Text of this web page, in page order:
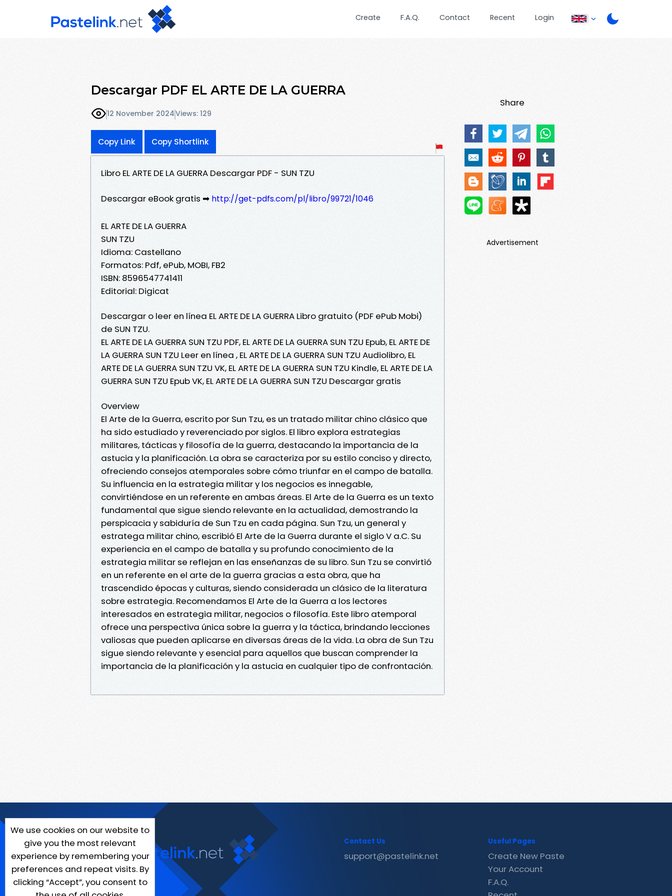
Create F.A.Q. Contact Recent Login
Descargar PDF EL ARTE DE LA GUERRA
12 November 2024Views: 129
Copy Link Copy Shortlink
Libro EL ARTE DE LA GUERRA Descargar PDF - SUN TZU
Descargar eBook gratis ➡ http://get-pdfs.com/pl/libro/99721/1046
EL ARTE DE LA GUERRA
SUN TZU
Idioma: Castellano
Formatos: Pdf, ePub, MOBI, FB2
ISBN: 8596547741411
Editorial: Digicat
Descargar o leer en línea EL ARTE DE LA GUERRA Libro gratuito (PDF ePub Mobi)
de SUN TZU.
EL ARTE DE LA GUERRA SUN TZU PDF, EL ARTE DE LA GUERRA SUN TZU Epub, EL ARTE DE
LA GUERRA SUN TZU Leer en línea , EL ARTE DE LA GUERRA SUN TZU Audiolibro, EL
ARTE DE LA GUERRA SUN TZU VK, EL ARTE DE LA GUERRA SUN TZU Kindle, EL ARTE DE LA
GUERRA SUN TZU Epub VK, EL ARTE DE LA GUERRA SUN TZU Descargar gratis
Overview
El Arte de la Guerra, escrito por Sun Tzu, es un tratado militar chino clásico que
ha sido estudiado y reverenciado por siglos. El libro explora estrategias
militares, tácticas y filosofía de la guerra, destacando la importancia de la
astucia y la planificación. La obra se caracteriza por su estilo conciso y directo,
ofreciendo consejos atemporales sobre cómo triunfar en el campo de batalla.
Su influencia en la estrategia militar y los negocios es innegable,
convirtiéndose en un referente en ambas áreas. El Arte de la Guerra es un texto
fundamental que sigue siendo relevante en la actualidad, demostrando la
perspicacia y sabiduría de Sun Tzu en cada página. Sun Tzu, un general y
estratega militar chino, escribió El Arte de la Guerra durante el siglo V a.C. Su
experiencia en el campo de batalla y su profundo conocimiento de la
estrategia militar se reflejan en las enseñanzas de su libro. Sun Tzu se convirtió
en un referente en el arte de la guerra gracias a esta obra, que ha
trascendido épocas y culturas, siendo considerada un clásico de la literatura
sobre estrategia. Recomendamos El Arte de la Guerra a los lectores
interesados en estrategia militar, negocios o filosofía. Este libro atemporal
ofrece una perspectiva única sobre la guerra y la táctica, brindando lecciones
valiosas que pueden aplicarse en diversas áreas de la vida. La obra de Sun Tzu
sigue siendo relevante y esencial para aquellos que buscan comprender la
importancia de la planificación y la astucia en cualquier tipo de confrontación.
Share
Advertisement
We use cookies on our website to
give you the most relevant
experience by remembering your
preferences and repeat visits. By
clicking “Accept”, you consent to
Contact Us
support@pastelink.net
Useful Pages
Create New Paste
Your Account
F.A.Q.